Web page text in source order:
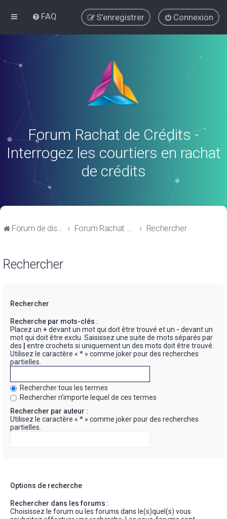
FAQ Connexion
S’enregistrer
Forum Rachat de Crédits -
Interrogez les courtiers en rachat
de crédits
Forum de discussions sur le Regroupement de Crédits et le Rachat de Crédits Forum Rachat de Crédits Rechercher
Rechercher
Rechercher
Recherche par mots-clés :
Placez un + devant un mot qui doit être trouvé et un - devant un
mot qui doit être exclu. Saisissez une suite de mots séparés par
des
entre crochets si uniquement un des mots doit être trouvé.
Utilisez le caractère « * » comme joker pour des recherches
partielles.
Rechercher tous les termes
Rechercher n’importe lequel de ces termes
Rechercher par auteur :
Utilisez le caractère « * » comme joker pour des recherches
partielles.
Options de recherche
Rechercher dans les forums :
Choisissez le forum ou les forums dans le(s)quel(s) vous